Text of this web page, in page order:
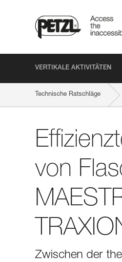
VERTIKALE AKTIVITÄTEN
Technische Ratschläge
von
Zwischen der